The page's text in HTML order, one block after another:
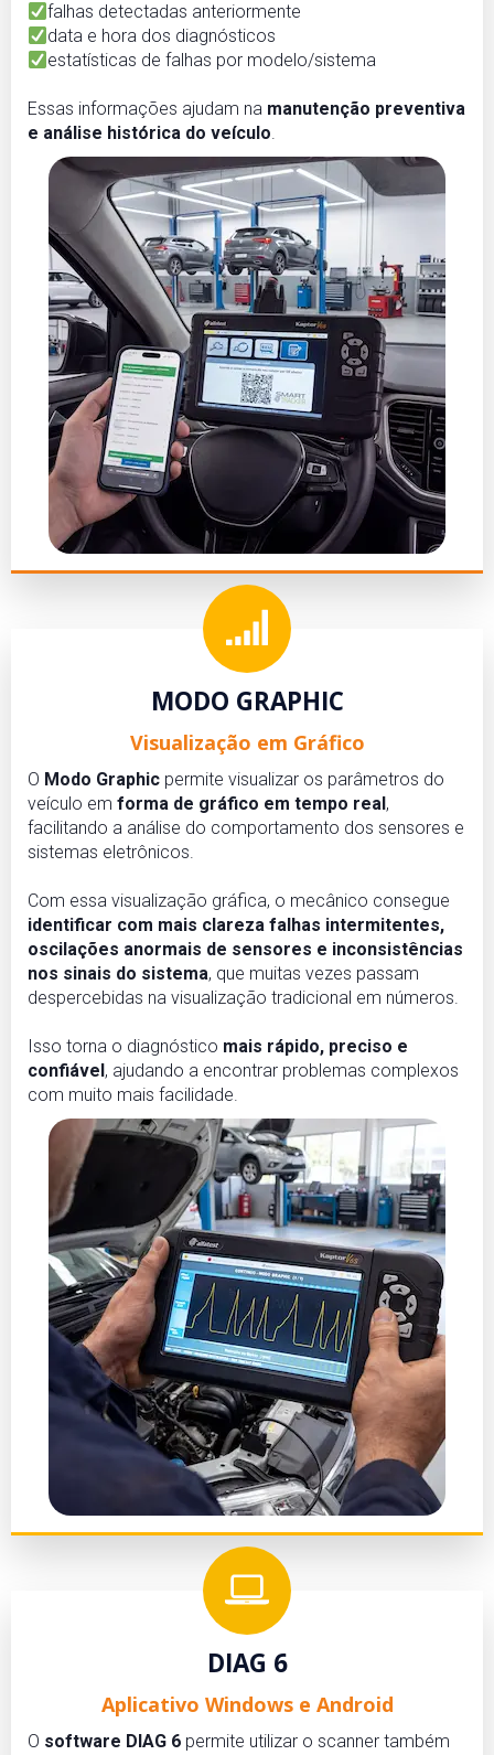
falhas detectadas anteriormente
data e hora dos diagnósticos
estatísticas de falhas por modelo/sistema
Essas informações ajudam na manutenção preventiva
e análise histórica do veículo.
MODO GRAPHIC
Visualização em Gráfico
O Modo Graphic permite visualizar os parâmetros do
veículo em forma de gráfico em tempo real ,
facilitando a análise do comportamento dos sensores e
sistemas eletrônicos.
Com essa visualização gráfica, o mecânico consegue
identificar com mais clareza falhas intermitentes,
oscilações anormais de sensores e inconsistências
nos sinais do sistema, que muitas vezes passam
despercebidas na visualização tradicional em números.
Isso torna o diagnóstico mais rápido, preciso e
confiável , ajudando a encontrar problemas complexos
com muito mais facilidade.
DIAG 6
Aplicativo Windows e Android
O software DIAG 6 permite utilizar o scanner também